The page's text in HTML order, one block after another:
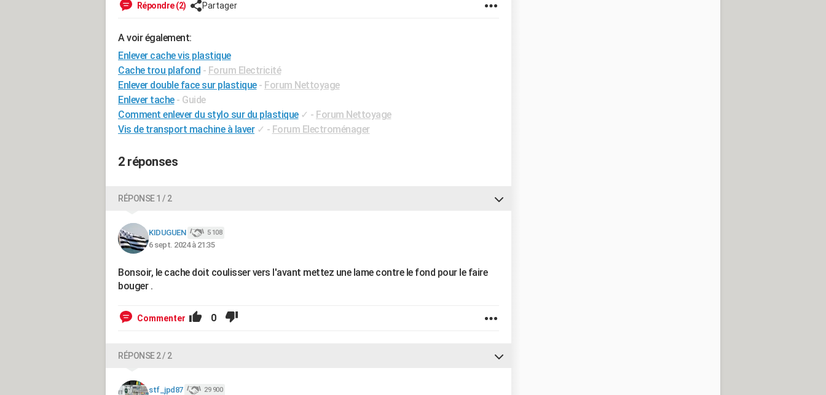
Répondre (2) Partager
A voir également:
Enlever cache vis plastique
Cache trou plafond - Forum Electricité
Enlever double face sur plastique - Forum Nettoyage
Enlever tache - Guide
Comment enlever du stylo sur du plastique ✓ - Forum Nettoyage
Vis de transport machine à laver ✓ - Forum Electroménager
2 réponses
RÉPONSE 1 / 2
KIDUGUEN 5 108
6 sept. 2024 à 21:35
Bonsoir, le cache doit coulisser vers l'avant mettez une lame contre le fond pour le faire
bouger .
Commenter 0
RÉPONSE 2 / 2
stf_jpd87 29 900